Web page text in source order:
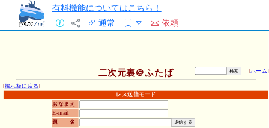
有料機能についてはこちら！
通常
依頼